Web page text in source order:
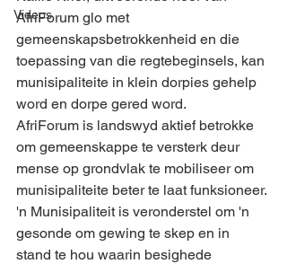
Videos
AfriForum glo met
gemeenskapsbetrokkenheid en die
toepassing van die regtebeginsels, kan
munisipaliteite in klein dorpies gehelp
word en dorpe gered word.
AfriForum is landswyd aktief betrokke
om gemeenskappe te versterk deur
mense op grondvlak te mobiliseer om
munisipaliteite beter te laat funksioneer.
'n Munisipaliteit is veronderstel om 'n
gesonde om gewing te skep en in
stand te hou waarin besighede